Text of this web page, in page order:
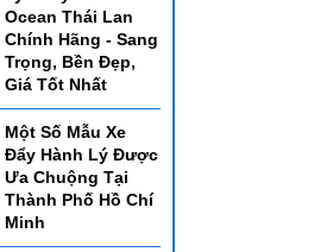
Ocean Thái Lan
Chính Hãng - Sang
Trọng, Bền Đẹp,
Giá Tốt Nhất
Một Số Mẫu Xe
Đẩy Hành Lý Được
Ưa Chuộng Tại
Thành Phố Hồ Chí
Minh